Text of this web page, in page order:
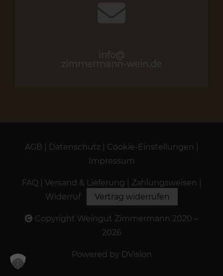
info@
zimmermann-wein.de
AGB Datenschutz Cookie-Einstellungen
Impressum
FAQ Versand & Lieferung Zahlungsweisen
Widerruf
Vertrag widerrufen
Copyright Weingut Zimmermann 2020 –
2026
Powered by DVision